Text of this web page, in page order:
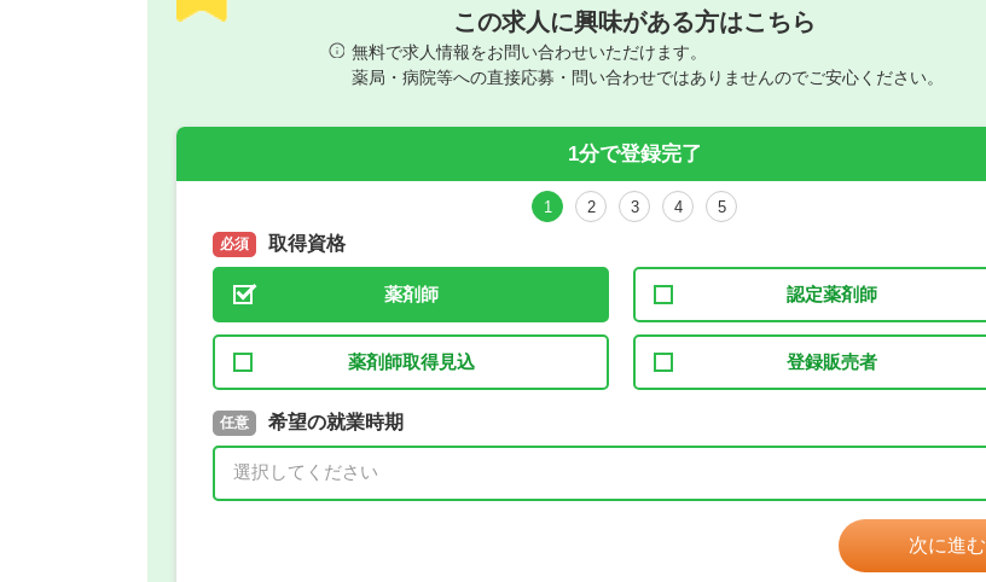
この求人に興味がある方はこちら
無料で求人情報をお問い合わせいただけます。
薬局・病院等への直接応募・問い合わせではありませんのでご安心ください。
1分で登録完了
1 2 3 4 5
必須 取得資格
薬剤師 認定薬剤師
薬剤師取得見込 登録販売者
必須 取得予定年
年 3月
任意 希望の就業時期
次に進む